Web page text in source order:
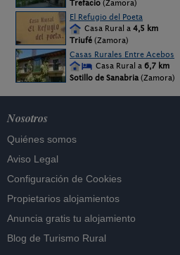
Trefacio (Zamora)
El Refugio del Poeta
Casa Rural a 4,5 km
Triufé (Zamora)
Casas Rurales Entre Acebos
Casa Rural a 6,7 km
Sotillo de Sanabria (Zamora)
Nosotros
Quiénes somos
Aviso Legal
Configuración de Cookies
Propietarios alojamientos
Anuncia gratis tu alojamiento
Blog de Turismo Rural